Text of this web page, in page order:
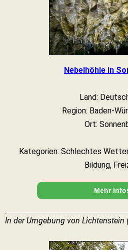
Nebelhöhle in
Land:
Region: Baden-
Ort:
Kategorien: Schlechtes
Bildung,
Mehr
In der Umgebung von Lichtenstein